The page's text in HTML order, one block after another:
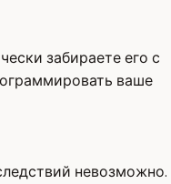
забираете его с
ваше
невозможно.